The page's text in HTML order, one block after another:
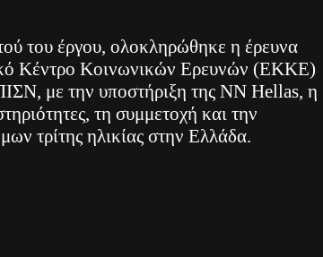
του έργου, ολοκληρώθηκε η έρευνα
Κέντρο Κοινωνικών Ερευνών (ΕΚΚΕ)
με την υποστήριξη της NN Hellas, η
τη συμμετοχή και την
τρίτης ηλικίας στην Ελλάδα.